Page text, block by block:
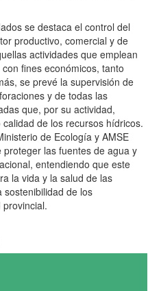
se destaca el control del
productivo, comercial y de
actividades que emplean
fines económicos, tanto
se prevé la supervisión de
y de todas las
que, por su actividad,
de los recursos hídricos.
de Ecología y AMSE
las fuentes de agua y
entendiendo que este
la vida y la salud de las
sostenibilidad de los